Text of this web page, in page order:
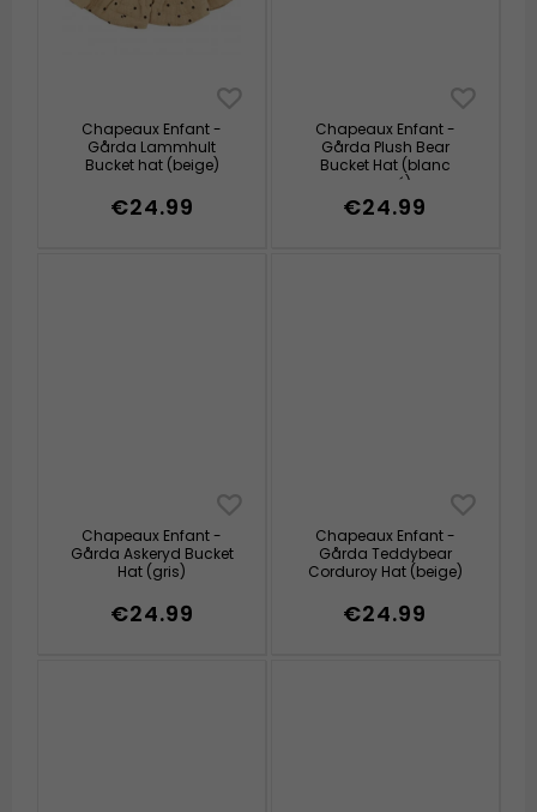
Chapeaux Enfant -
Gårda Lammhult
Bucket hat (beige)
€24.99
Chapeaux Enfant -
Gårda Plush Bear
Bucket Hat (blanc
cassé)
€24.99
Chapeaux Enfant -
Gårda Askeryd Bucket
Hat (gris)
€24.99
Chapeaux Enfant -
Gårda Teddybear
Corduroy Hat (beige)
€24.99